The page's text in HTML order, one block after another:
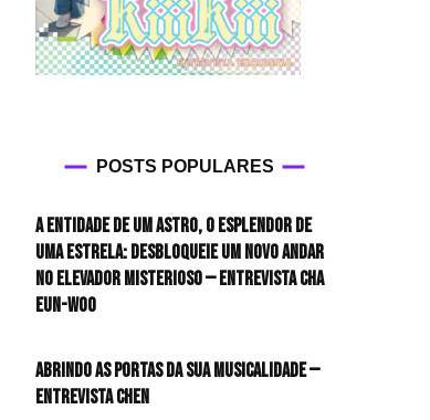
POSTS POPULARES
A entidade de um astro, o esplendor de
uma estrela: desbloqueie um novo andar
no elevador misterioso — Entrevista CHA
EUN-WOO
Abrindo as portas da sua musicalidade —
Entrevista CHEN